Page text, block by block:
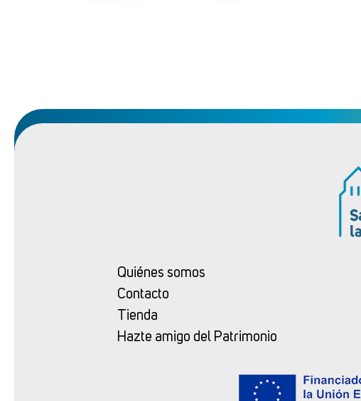
Quiénes somos
Contacto
Tienda
Hazte amigo del Patrimonio